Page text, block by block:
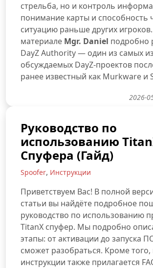
стрельба, но и контроль
понимание карты и способность
ситуацию раньше других
материале Mgr. Daniel подробно
DayZ Authority — один из самых
обсуждаемых DayZ-проектов
ранее известный как Murkware и
2026-
Руководство по
использованию
Спуфера (Гайд)
Spoofer, Инструкции
Приветствуем Вас! В полной
статьи вы найдёте подробное
руководство по использованию
TitanX спуфер. Мы подробно
этапы: от активации до запуска
сможет разобраться. Кроме того,
инструкции также прилагается